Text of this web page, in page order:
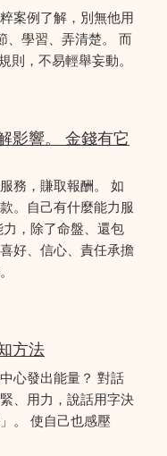
案例了解，別無他用
、學習、弄清楚。 而
則，不易輕舉妄動。
影響。 金錢有它
務，賺取報酬。 如
。自己有什麼能力服
，除了命盤、還包
好、信心、責任承擔
方法
心發出能量？ 對話
、用力，說話用字決
。 使自己也感壓